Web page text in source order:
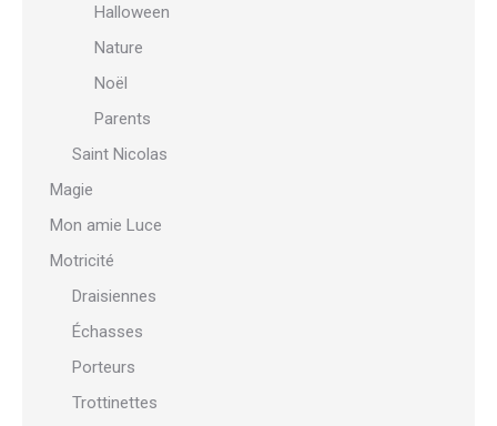
Halloween
Nature
Noël
Parents
Saint Nicolas
Magie
Mon amie Luce
Motricité
Draisiennes
Échasses
Porteurs
Trottinettes